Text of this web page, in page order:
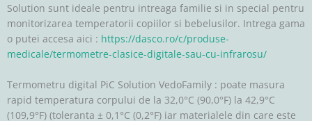
Solution sunt ideale pentru intreaga familie si in special pentru
monitorizarea temperatorii copiilor si bebelusilor. Intrega gama
o putei accesa aici : https://dasco.ro/c/produse-
medicale/termometre-clasice-digitale-sau-cu-infrarosu/
Termometru digital PiC Solution VedoFamily : poate masura
rapid temperatura corpului de la 32,0°C (90,0°F) la 42,9°C
(109,9°F) (toleranta ± 0,1°C (0,2°F) iar materialele din care este